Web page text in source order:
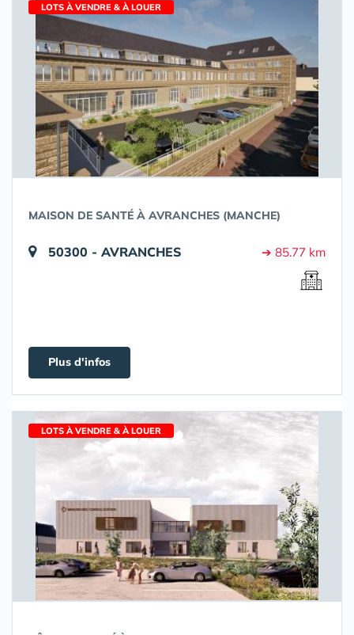
LOTS À VENDRE & À LOUER
MAISON DE SANTÉ À AVRANCHES (MANCHE)
50300 - AVRANCHES ➔ 85.77 km
Plus d'infos
LOTS À VENDRE & À LOUER